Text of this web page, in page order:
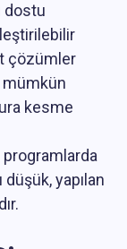
dostu
çözümler
mümkün
kesme
yapılan